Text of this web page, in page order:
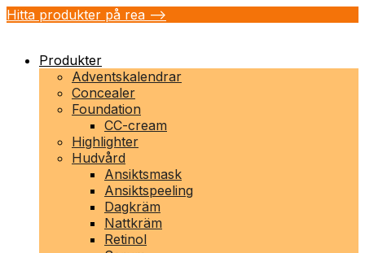
Hitta produkter på rea -->
Produkter
Adventskalendrar
Concealer
Foundation
CC-cream
Highlighter
Hudvård
Ansiktsmask
Ansiktspeeling
Dagkräm
Nattkräm
Retinol